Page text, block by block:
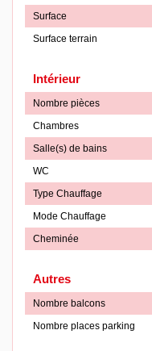
Surface
Surface terrain
Intérieur
Nombre pièces
Chambres
Salle(s) de bains
WC
Type Chauffage
Mode Chauffage
Cheminée
Autres
Nombre balcons
Nombre places parking